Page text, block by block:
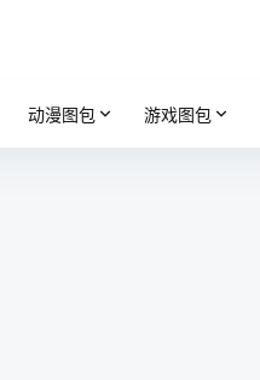
动漫图包 游戏图包